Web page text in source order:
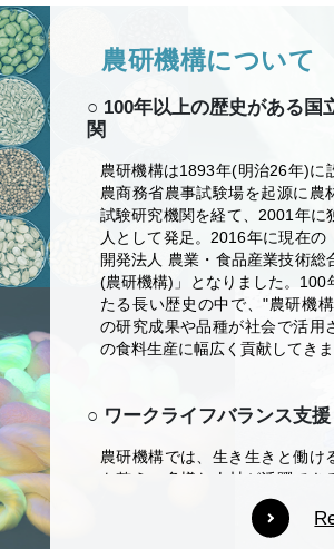
農研機構について
○ 100年以上の歴史がある国
関
農研機構は1893年(明治26年)に
農商務省農事試験場を起源に農
試験研究機関を経て、2001年に
人として発足。2016年に現在の
開発法人 農業・食品産業技術総
(農研機構)」となりました。100
たる長い歴史の中で、"農研機
の研究成果や品種が社会で活用
の食料生産に幅広く貢献してきま
○ ワークライフバランス支援
農研機構では、生き生きと働け
を整え、多様な人材が活躍でき
の醸成を進めることで、ダイバ
様な人財の活躍)を推進します。